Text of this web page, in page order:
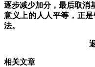
逐步减少加分，最后取消
意义上的人人平等，正
法。​​​​
相关文章